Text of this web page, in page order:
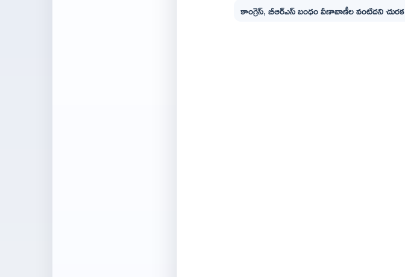
కాంగ్రెస్, బీఆర్ఎస్ బంధం వీణావాణీల వంటిదని చురక